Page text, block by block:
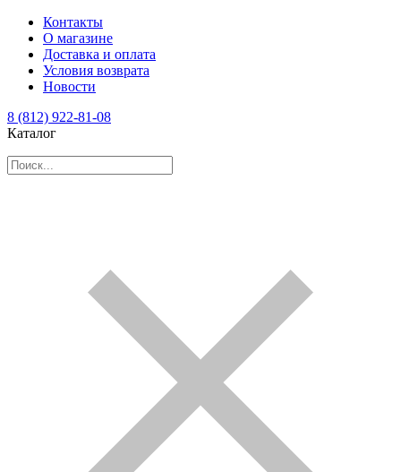
Контакты
О магазине
Доставка и оплата
Условия возврата
Новости
8 (812) 922-81-08
Каталог